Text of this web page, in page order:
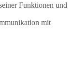
Funktionen und
mit